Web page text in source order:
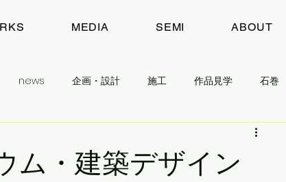
MEDIA SEMI ABOUT
news 企画・設計 施工 作品見学 石巻
取材
ム・建築デザイン